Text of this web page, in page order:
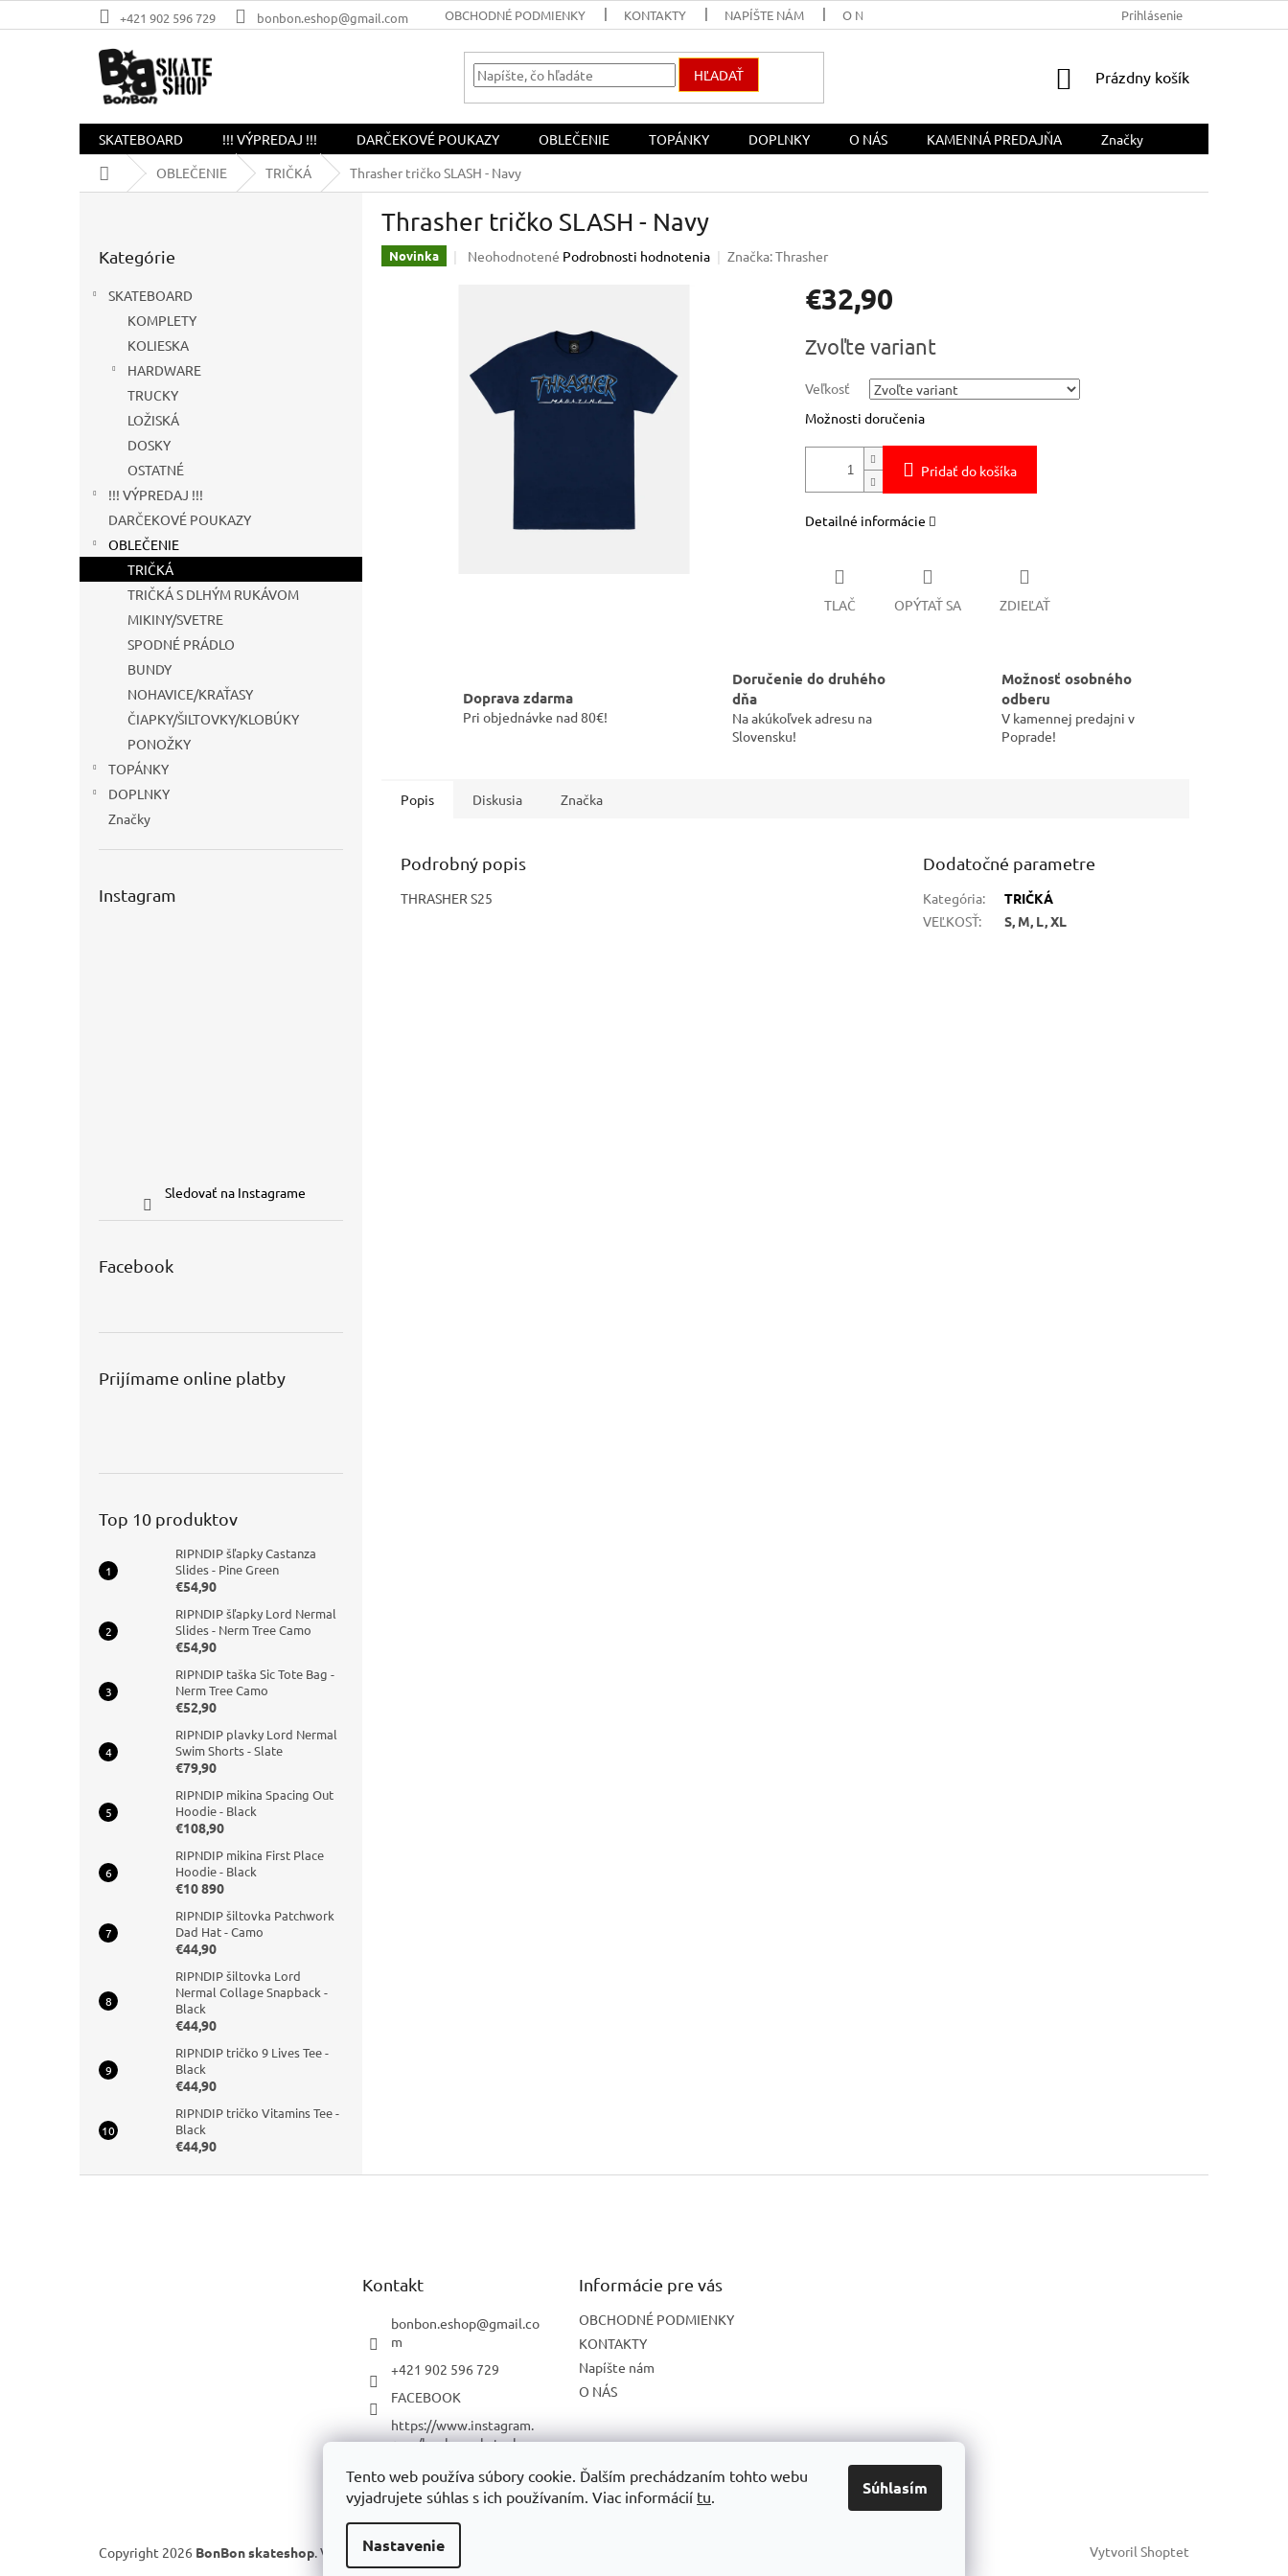
Tento web používa súbory cookie. Ďalším prechádzaním tohto webu
vyjadrujete súhlas s ich používaním. Viac informácií tu.
Nastavenie
Súhlasím
na
+421 902 596 729 bonbon.eshop@gmail.com OBCHODNÉ PODMIENKY KONTAKTY NAPÍŠTE NÁM O NÁS Prihlásenie
HĽADAŤ
NÁKUPNÝ
Prázdny košík
SKATEBOARD !!! VÝPREDAJ !!! DARČEKOVÉ POUKAZY OBLEČENIE TOPÁNKY DOPLNKY O NÁS KAMENNÁ PREDAJŇA
Značky
DomovOBLEČENIE TRIČKÁ Thrasher tričko SLASH - Navy
kategórie
Kategórie
SKATEBOARD
KOMPLETY
KOLIESKA
HARDWARE
TRUCKY
LOŽISKÁ
DOSKY
OSTATNÉ
!!! VÝPREDAJ !!!
DARČEKOVÉ POUKAZY
OBLEČENIE
TRIČKÁ
TRIČKÁ S DLHÝM RUKÁVOM
MIKINY/SVETRE
SPODNÉ PRÁDLO
BUNDY
NOHAVICE/KRAŤASY
ČIAPKY/ŠILTOVKY/KLOBÚKY
PONOŽKY
TOPÁNKY
DOPLNKY
Značky
Instagram
Sledovať na Instagrame
Facebook
Prijímame online platby
Top 10 produktov
RIPNDIP šľapky Castanza
Slides - Pine Green
€54,90
RIPNDIP šľapky Lord Nermal
Slides - Nerm Tree Camo
€54,90
RIPNDIP taška Sic Tote Bag -
Nerm Tree Camo
€52,90
RIPNDIP plavky Lord Nermal
Swim Shorts - Slate
€79,90
RIPNDIP mikina Spacing Out
Hoodie - Black
€108,90
RIPNDIP mikina First Place
Hoodie - Black
€10 890
RIPNDIP šiltovka Patchwork
Dad Hat - Camo
€44,90
RIPNDIP šiltovka Lord
Nermal Collage Snapback -
Black
€44,90
RIPNDIP tričko 9 Lives Tee -
Black
€44,90
RIPNDIP tričko Vitamins Tee -
Black
€44,90
Thrasher tričko SLASH - Navy
Novinka
Priemerné
hviezdičiek.
Neohodnotené Podrobnosti hodnotenia Značka:Thrasher
€32,90
cena:
Zvoľte variant
Veľkosť
Možnosti doručenia
Pridať do košíka
Detailné informácie
TLAČ OPÝTAŤ SA ZDIEĽAŤ
Doprava zdarma
Pri objednávke nad 80€!
Doručenie do druhého
dňa
Na akúkoľvek adresu na
Slovensku!
Možnosť osobného
odberu
V kamennej predajni v
Poprade!
Popis Diskusia Značka
Podrobný popis
THRASHER S25
Dodatočné parametre
Kategória:
TRIČKÁ
VEĽKOSŤ: S, M, L, XL
Kontakt
bonbon.eshop@gmail.co
m
+421 902 596 729
FACEBOOK
https://www.instagram.
com/bonbon_skatesho
YOUTUBE
Informácie pre vás
OBCHODNÉ PODMIENKY
KONTAKTY
Napíšte nám
O NÁS
Vytvoril Shoptet
Copyright 2026 BonBon skateshop. Všetky práva vyhradené.